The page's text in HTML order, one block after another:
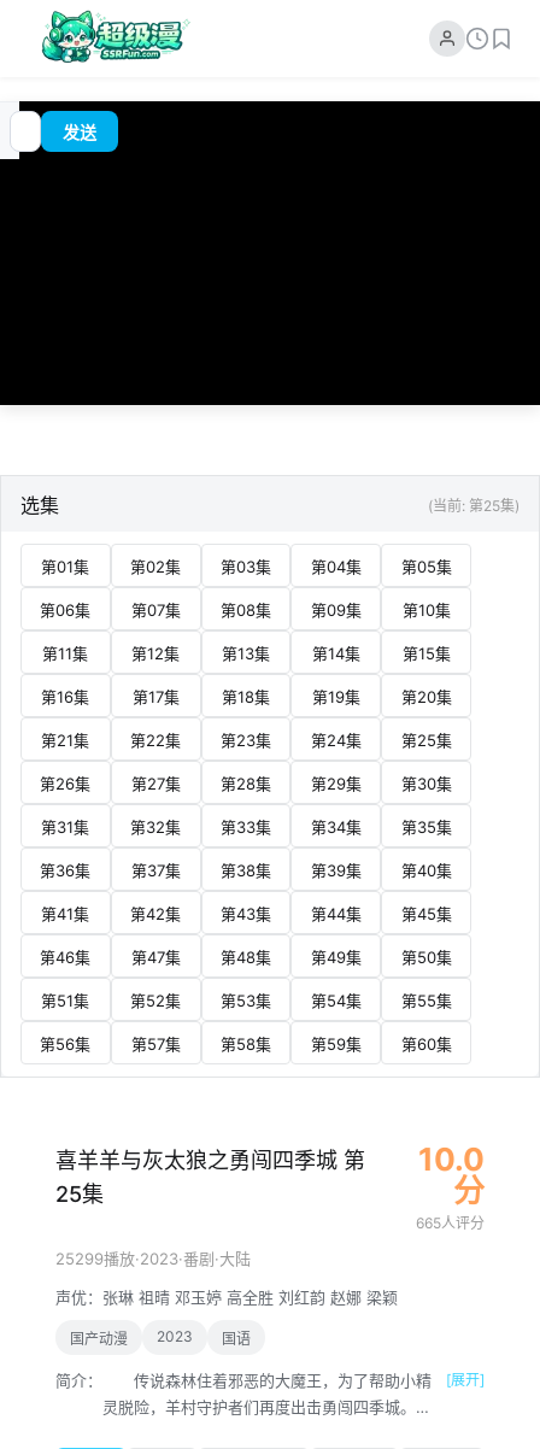
00:00
追
番
?发送
选集 (当前: 第25集)
第01集 第02集 第03集 第04集 第05集
第06集 第07集 第08集 第09集 第10集
第11集 第12集 第13集 第14集 第15集
第16集 第17集 第18集 第19集 第20集
第21集 第22集 第23集 第24集 第25集
第26集 第27集 第28集 第29集 第30集
第31集 第32集 第33集 第34集 第35集
第36集 第37集 第38集 第39集 第40集
第41集 第42集 第43集 第44集 第45集
第46集 第47集 第48集 第49集 第50集
第51集 第52集 第53集 第54集 第55集
第56集 第57集 第58集 第59集 第60集
喜羊羊与灰太狼之勇闯四季城 第
25集
10.0
分
665人评分
25299播放·2023·番剧·大陆
声优： 张琳 祖晴 邓玉婷 高全胜 刘红韵 赵娜 梁颖
国产动漫 2023 国语
简介：
传说森林住着邪恶的大魔王，为了帮助小精
灵脱险，羊村守护者们再度出击勇闯四季城。不
[展开]